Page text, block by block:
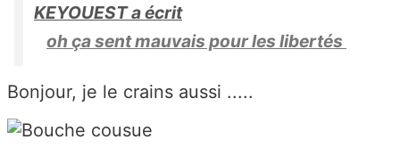
KEYOUEST a écrit
oh ça sent mauvais pour les libertés
Bonjour, je le crains aussi .....